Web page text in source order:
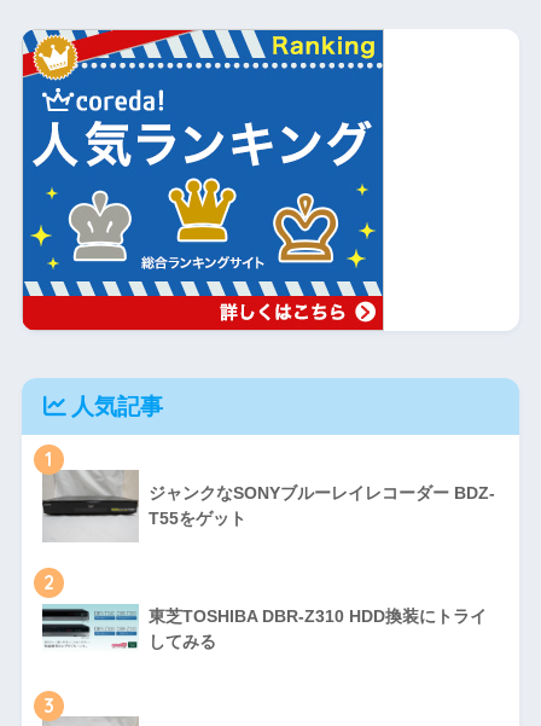
人気記事
1
ジャンクなSONYブルーレイレコーダー BDZ-
T55をゲット
2
東芝TOSHIBA DBR-Z310 HDD換装にトライ
してみる
3